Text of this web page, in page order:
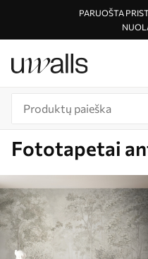
PARUOŠTA
Fototapetai